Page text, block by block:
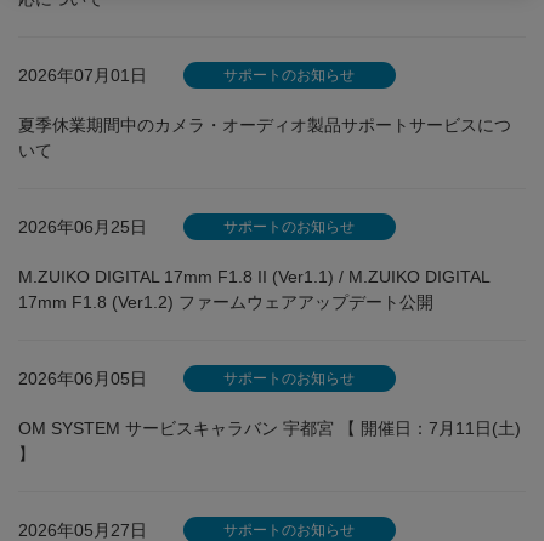
2026年07月01日 サポートのお知らせ
夏季休業期間中のカメラ・オーディオ製品サポートサービスにつ
いて
2026年06月25日 サポートのお知らせ
M.ZUIKO DIGITAL 17mm F1.8 II (Ver1.1) / M.ZUIKO DIGITAL
17mm F1.8 (Ver1.2) ファームウェアアップデート公開
2026年06月05日 サポートのお知らせ
OM SYSTEM サービスキャラバン 宇都宮 【 開催日：7月11日(土)
】
2026年05月27日 サポートのお知らせ